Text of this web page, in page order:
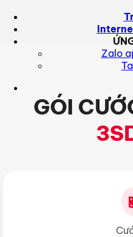
content
Zalo
GÓI